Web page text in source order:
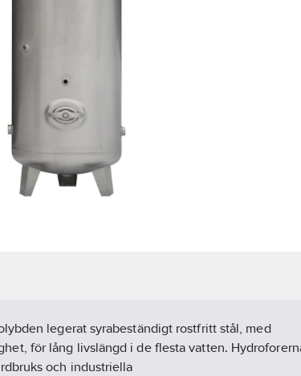
legerat syrabeständigt rostfritt stål, med
för lång livslängd i de flesta vatten.
och industriella